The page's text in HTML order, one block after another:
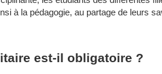
à la pédagogie, au partage de leurs
est-il obligatoire ?